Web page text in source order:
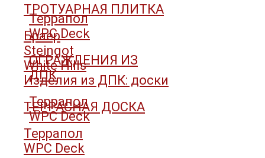
Террапол
WPC Deck
ОГРАЖДЕНИЯ ИЗ
ДПК
Террапол
WPC Deck
ТРОТУАРНАЯ ПЛИТКА
Браер
Steingot
White Hills
Изделия из ДПК: доски
ТЕРРАСНАЯ ДОСКА
Террапол
WPC Deck